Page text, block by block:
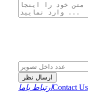
ارسال نظر
ارتباط باماContact Us